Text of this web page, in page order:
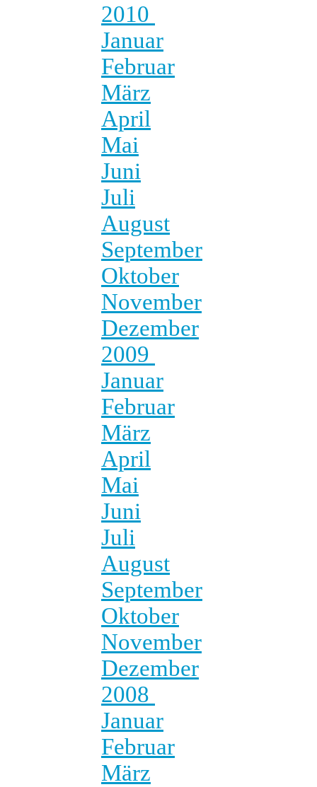
2010
Januar
Februar
März
April
Mai
Juni
Juli
August
September
Oktober
November
Dezember
2009
Januar
Februar
März
April
Mai
Juni
Juli
August
September
Oktober
November
Dezember
2008
Januar
Februar
März